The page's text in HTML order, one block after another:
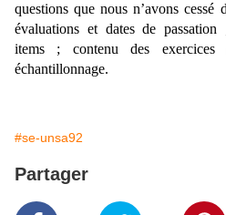
questions que nous n’avons
évaluations et dates de
items ; contenu des exercices
échantillonnage.
#se-unsa92
Partager